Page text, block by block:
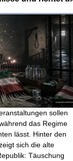
sollen
das Regime
lässt. Hinter den
sich die alte
Täuschung